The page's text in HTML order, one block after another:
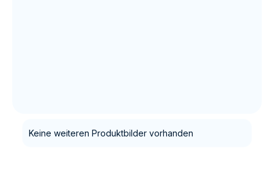
Keine weiteren Produktbilder vorhanden